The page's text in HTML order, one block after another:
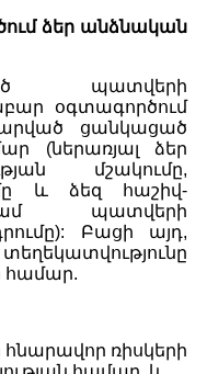
ձեր անձնական
պատվերի
օգտագործում
ցանկացած
(ներառյալ ձեր
մշակումը,
և ձեզ հաշիվ-
պատվերի
Բացի այդ,
համար.
ռիսկերի